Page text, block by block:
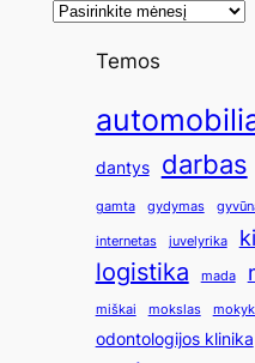
Temos
dantys darbas
gamta gydymas
internetas juvelyrika
logistika mada
miškai mokslas
odontologijos klinika